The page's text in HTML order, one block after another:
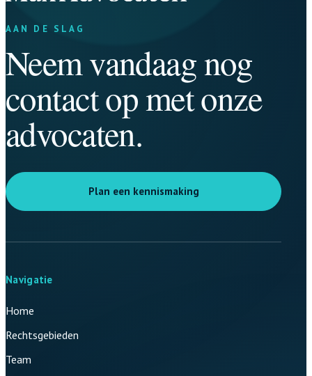
AAN DE SLAG
Neem vandaag nog
contact op met onze
advocaten.
Plan een kennismaking
Navigatie
Home
Rechtsgebieden
Team